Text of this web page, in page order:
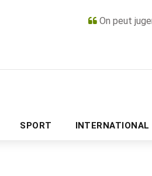
On peut
SPORT INTERNATIONAL
PUBLICITÉ